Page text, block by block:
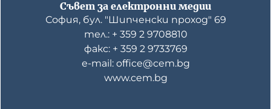
Съвет за електронни медии
София, бул. "Шипченски проход" 69
тел.: + 359 2 9708810
факс: + 359 2 9733769
е-mail: office@cem.bg
www.cem.bg